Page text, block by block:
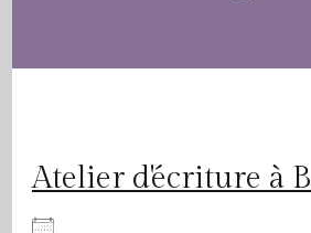
Atelier d'écriture à